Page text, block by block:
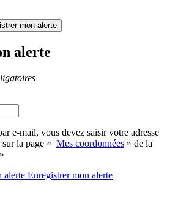
mon alerte
alerte
e-mail, vous devez saisir votre adresse
la page « Mes coordonnées » de la
alerte Enregistrermon alerte